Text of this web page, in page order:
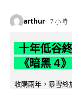
arthur 7 小時
十年低谷
《暗黑 4
收購兩年，暴雪終